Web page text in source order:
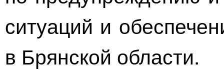
ситуаций и
в Брянской области.